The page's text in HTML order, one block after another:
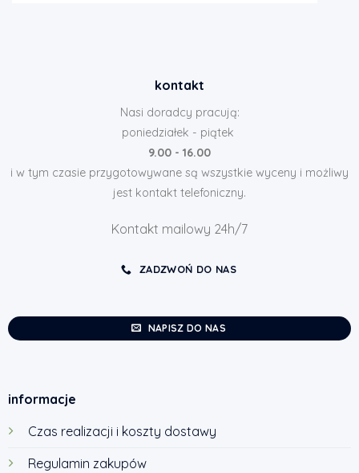
kontakt
Nasi doradcy pracują:
poniedziałek - piątek
9.00 - 16.00
i w tym czasie przygotowywane są wszystkie wyceny i możliwy
jest kontakt telefoniczny.
Kontakt mailowy 24h/7
ZADZWOŃ DO NAS
NAPISZ DO NAS
informacje
Czas realizacji i koszty dostawy
Regulamin zakupów